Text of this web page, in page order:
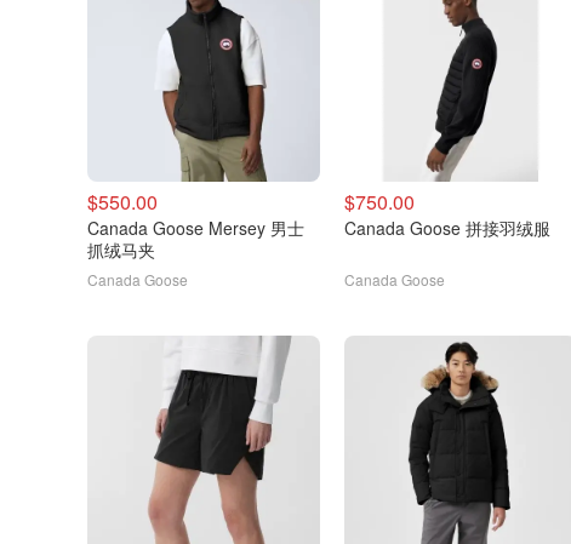
$550.00
Canada Goose Mersey 男士
抓绒马夹
Canada Goose
$750.00
Canada Goose 拼接羽绒服
Canada Goose